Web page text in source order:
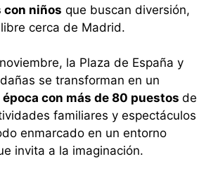
con niños que buscan diversión,
cerca de Madrid.
la Plaza de España y
se transforman en un
con más de 80 puestos de
familiares y espectáculos
enmarcado en un entorno
invita a la imaginación.